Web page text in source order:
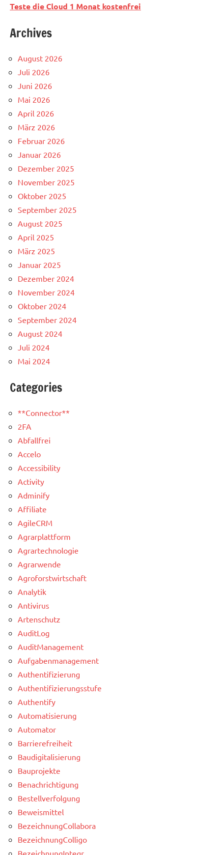
Teste die Cloud 1 Monat kostenfrei
Archives
August 2026
Juli 2026
Juni 2026
Mai 2026
April 2026
März 2026
Februar 2026
Januar 2026
Dezember 2025
November 2025
Oktober 2025
September 2025
August 2025
April 2025
März 2025
Januar 2025
Dezember 2024
November 2024
Oktober 2024
September 2024
August 2024
Juli 2024
Mai 2024
Categories
**Connector**
2FA
Abfallfrei
Accelo
Accessibility
Activity
Adminify
Affiliate
AgileCRM
Agrarplattform
Agrartechnologie
Agrarwende
Agroforstwirtschaft
Analytik
Antivirus
Artenschutz
AuditLog
AuditManagement
Aufgabenmanagement
Authentifizierung
Authentifizierungsstufe
Authentify
Automatisierung
Automator
Barrierefreiheit
Baudigitalisierung
Bauprojekte
Benachrichtigung
Bestellverfolgung
Beweismittel
BezeichnungCollabora
BezeichnungColligo
BezeichnungIntegr